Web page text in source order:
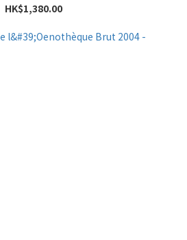
HK$1,380.00